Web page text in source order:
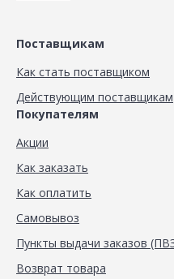
Поставщикам
Как стать поставщиком
Действующим поставщикам
Покупателям
Акции
Как заказать
Как оплатить
Самовывоз
Пункты выдачи заказов
Возврат товара